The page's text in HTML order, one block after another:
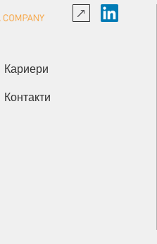
Кариери
Контакти